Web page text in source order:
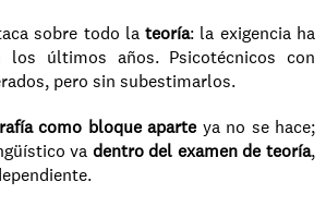
sobre todo la teoría: la exigencia ha
últimos años. Psicotécnicos con
pero sin subestimarlos.
como bloque aparte ya no se hace;
va dentro del examen de teoría,